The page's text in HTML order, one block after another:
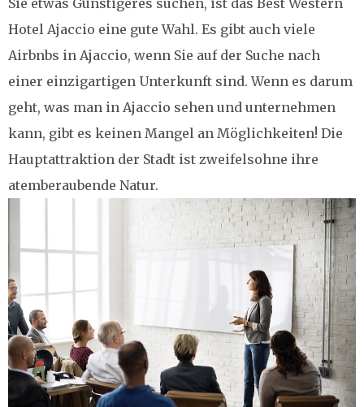
Sie etwas Günstigeres suchen, ist das Best Western
Hotel Ajaccio eine gute Wahl. Es gibt auch viele
Airbnbs in Ajaccio, wenn Sie auf der Suche nach
einer einzigartigen Unterkunft sind. Wenn es darum
geht, was man in Ajaccio sehen und unternehmen
kann, gibt es keinen Mangel an Möglichkeiten! Die
Hauptattraktion der Stadt ist zweifelsohne ihre
atemberaubende Natur.